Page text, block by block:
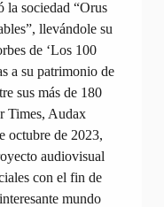
la sociedad “Orus
llevándole su
de ‘Los 100
a su patrimonio de
sus más de 180
Times, Audax
octubre de 2023,
audiovisual
con el fin de
mundo